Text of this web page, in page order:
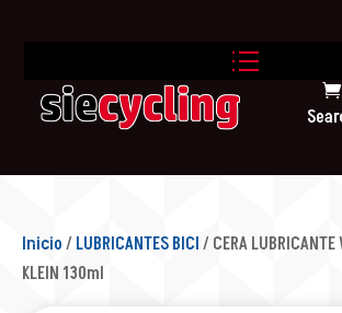
Inicio/ LUBRICANTES BICI/ CERA LUBRICANTE
KLEIN 130ml